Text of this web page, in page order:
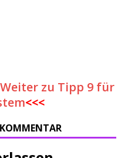
Weiter zu Tipp 9 für
<<<